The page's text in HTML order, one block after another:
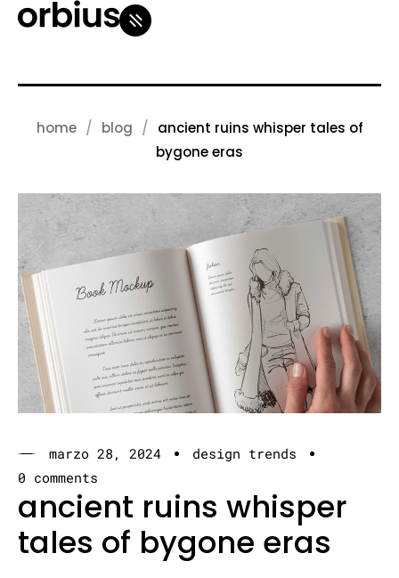
home blog
ancient ruins whisper tales of
bygone eras
marzo 28, 2024
design trends
0 comments
ancient ruins whisper
tales of bygone eras